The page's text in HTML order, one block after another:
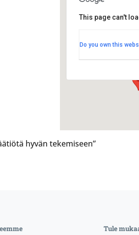
This page can't
Do you own this
hyvän tekemiseen”
Tule